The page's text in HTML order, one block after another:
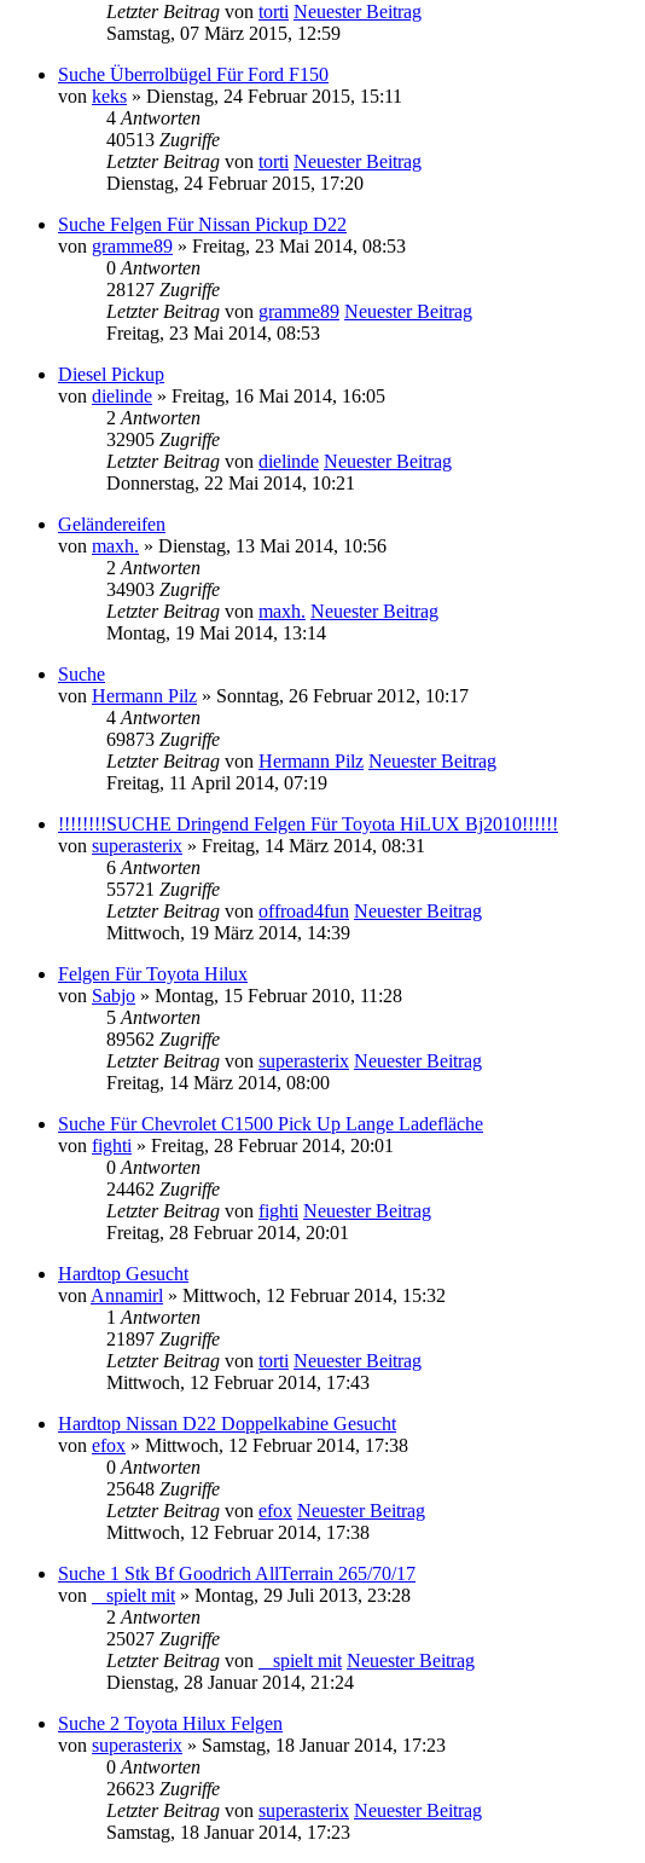
Letzter Beitrag von torti Neuester Beitrag
Samstag, 07 März 2015, 12:59
Suche Überrolbügel Für Ford F150
von keks » Dienstag, 24 Februar 2015, 15:11
4 Antworten
40513 Zugriffe
Letzter Beitrag von torti Neuester Beitrag
Dienstag, 24 Februar 2015, 17:20
Suche Felgen Für Nissan Pickup D22
von gramme89 » Freitag, 23 Mai 2014, 08:53
0 Antworten
28127 Zugriffe
Letzter Beitrag von gramme89 Neuester Beitrag
Freitag, 23 Mai 2014, 08:53
Diesel Pickup
von dielinde » Freitag, 16 Mai 2014, 16:05
2 Antworten
32905 Zugriffe
Letzter Beitrag von dielinde Neuester Beitrag
Donnerstag, 22 Mai 2014, 10:21
Geländereifen
von maxh. » Dienstag, 13 Mai 2014, 10:56
2 Antworten
34903 Zugriffe
Letzter Beitrag von maxh. Neuester Beitrag
Montag, 19 Mai 2014, 13:14
Suche
von Hermann Pilz » Sonntag, 26 Februar 2012, 10:17
4 Antworten
69873 Zugriffe
Letzter Beitrag von Hermann Pilz Neuester Beitrag
Freitag, 11 April 2014, 07:19
!!!!!!!!SUCHE Dringend Felgen Für Toyota HiLUX Bj2010!!!!!!
von superasterix » Freitag, 14 März 2014, 08:31
6 Antworten
55721 Zugriffe
Letzter Beitrag von offroad4fun Neuester Beitrag
Mittwoch, 19 März 2014, 14:39
Felgen Für Toyota Hilux
von Sabjo » Montag, 15 Februar 2010, 11:28
5 Antworten
89562 Zugriffe
Letzter Beitrag von superasterix Neuester Beitrag
Freitag, 14 März 2014, 08:00
Suche Für Chevrolet C1500 Pick Up Lange Ladefläche
von fighti » Freitag, 28 Februar 2014, 20:01
0 Antworten
24462 Zugriffe
Letzter Beitrag von fighti Neuester Beitrag
Freitag, 28 Februar 2014, 20:01
Hardtop Gesucht
von Annamirl » Mittwoch, 12 Februar 2014, 15:32
1 Antworten
21897 Zugriffe
Letzter Beitrag von torti Neuester Beitrag
Mittwoch, 12 Februar 2014, 17:43
Hardtop Nissan D22 Doppelkabine Gesucht
von efox » Mittwoch, 12 Februar 2014, 17:38
0 Antworten
25648 Zugriffe
Letzter Beitrag von efox Neuester Beitrag
Mittwoch, 12 Februar 2014, 17:38
Suche 1 Stk Bf Goodrich AllTerrain 265/70/17
von
_ spielt mit » Montag, 29 Juli 2013, 23:28
2 Antworten
25027 Zugriffe
Letzter Beitrag von _ spielt mit Neuester Beitrag
Dienstag, 28 Januar 2014, 21:24
Suche 2 Toyota Hilux Felgen
von superasterix » Samstag, 18 Januar 2014, 17:23
0 Antworten
26623 Zugriffe
Letzter Beitrag von superasterix Neuester Beitrag
Samstag, 18 Januar 2014, 17:23